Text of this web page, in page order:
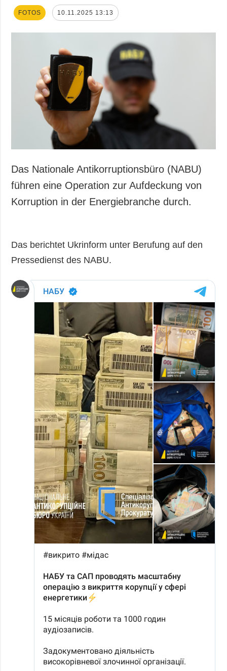
FOTOS 10.11.2025 13:13
Das Nationale Antikorruptionsbüro (NABU)
führen eine Operation zur Aufdeckung von
Korruption in der Energiebranche durch.
Das berichtet Ukrinform unter Berufung auf den
Pressedienst des NABU.